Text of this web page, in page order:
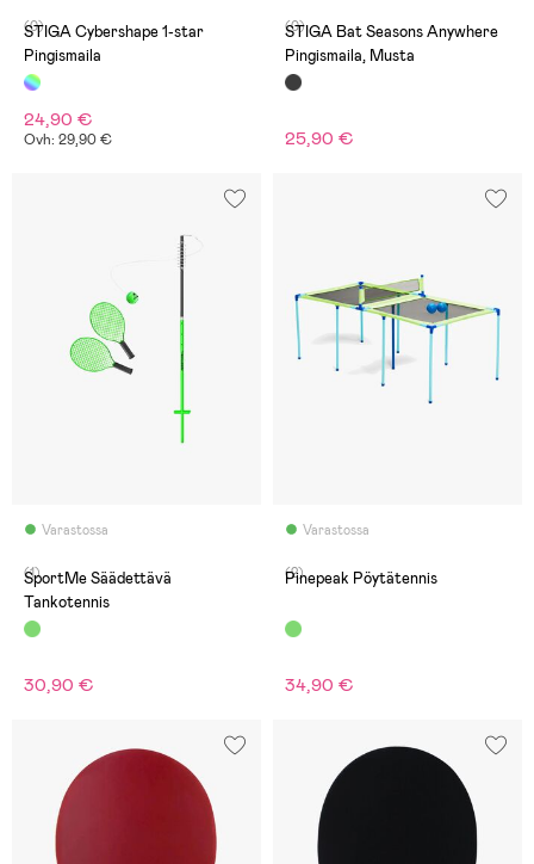
(0)
STIGA Cybershape 1-star
Pingismaila
24,90 €
Ovh: 29,90 €
(0)
STIGA Bat Seasons Anywhere
Pingismaila, Musta
25,90 €
Varastossa
(1)
SportMe Säädettävä
Tankotennis
30,90 €
Varastossa
(2)
Pinepeak Pöytätennis
34,90 €